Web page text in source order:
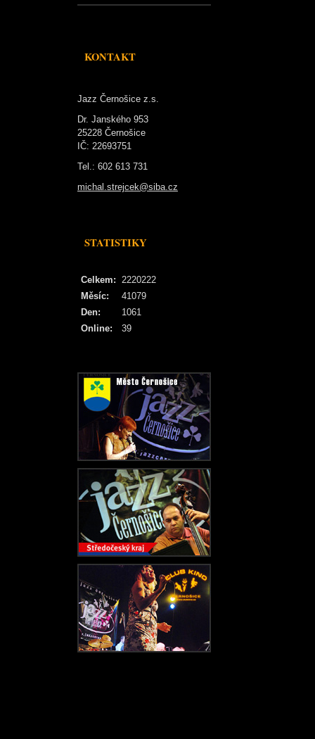
KONTAKT
Jazz Černošice z.s.
Dr. Janského 953
25228 Černošice
IČ: 22693751
Tel.: 602 613 731
michal.strejcek@siba.cz
STATISTIKY
Online: 39
Celkem: 2220222
Měsíc:
41079
Den:
1061